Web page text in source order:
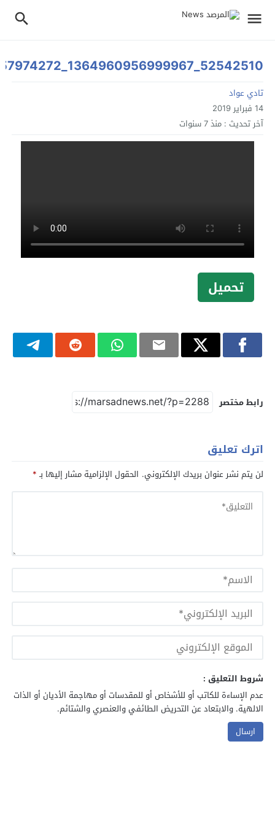
52542510_1364960956999967_4569060649857974272_n
تادي عواد
14 فبراير 2019
آخر تحديث : منذ 7 سنوات
تحميل
رابط مختصر
اترك تعليق
لن يتم نشر عنوان بريدك الإلكتروني. الحقول الإلزامية مشار إليها بـ*
شروط التعليق :
عدم الإساءة للكاتب أو للأشخاص أو للمقدسات أو مهاجمة الأديان أو الذات
الالهية. والابتعاد عن التحريض الطائفي والعنصري والشتائم.